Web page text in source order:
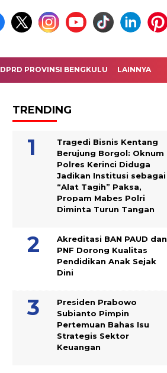
DPRD PROVINSI BENGKULU LAINNYA
TRENDING
Tragedi Bisnis Kentang
Berujung Borgol: Oknum
Polres Kerinci Diduga
Jadikan Institusi sebagai
“Alat Tagih” Paksa,
Propam Mabes Polri
Diminta Turun Tangan
Akreditasi BAN PAUD dan
PNF Dorong Kualitas
Pendidikan Anak Sejak
Dini
Presiden Prabowo
Subianto Pimpin
Pertemuan Bahas Isu
Strategis Sektor
Keuangan